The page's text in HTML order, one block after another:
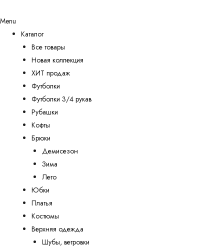
Menu
Каталог
Все товары
Новая коллекция
ХИТ продаж
Футболки
Футболки 3/4 рукав
Рубашки
Кофты
Брюки
Демисезон
Зима
Лето
Юбки
Платья
Костюмы
Верхняя одежда
Шубы, ветровки